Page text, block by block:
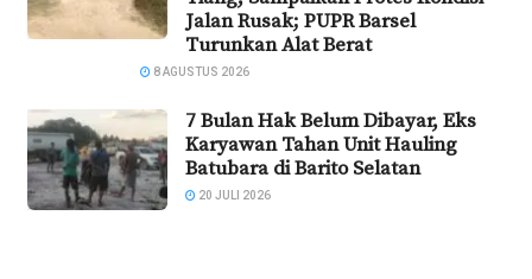
Jalan Rusak; PUPR Barsel
Turunkan Alat Berat
8 AGUSTUS 2026
7 Bulan Hak Belum Dibayar, Eks
Karyawan Tahan Unit Hauling
Batubara di Barito Selatan
20 JULI 2026